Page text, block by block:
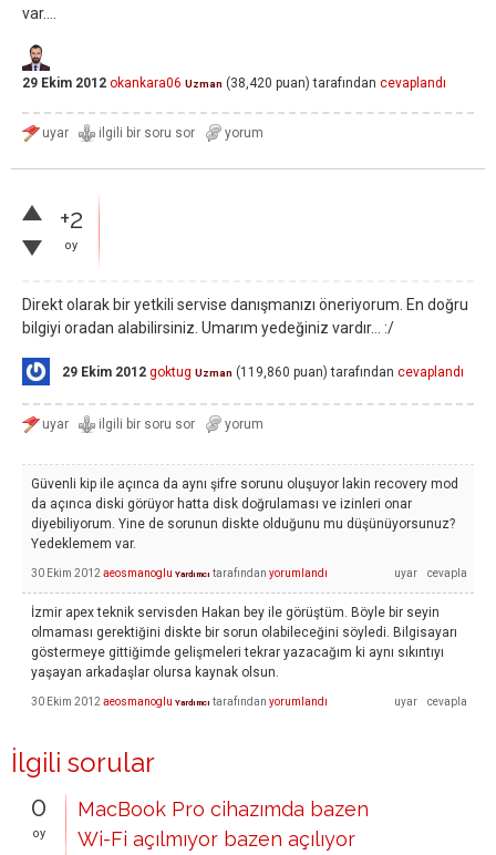
var....
29 Ekim 2012 okankara06 Uzman (38,420 puan) tarafından cevaplandı
+2
oy
Direkt olarak bir yetkili servise danışmanızı öneriyorum. En doğru
bilgiyi oradan alabilirsiniz. Umarım yedeğiniz vardır... :/
29 Ekim 2012 goktug Uzman (119,860 puan) tarafından cevaplandı
Güvenli kip ile açınca da aynı şifre sorunu oluşuyor lakin recovery mod
da açınca diski görüyor hatta disk doğrulaması ve izinleri onar
diyebiliyorum. Yine de sorunun diskte olduğunu mu düşünüyorsunuz?
Yedeklemem var.
30 Ekim 2012 aeosmanoglu Yardımcı tarafından yorumlandı
İzmir apex teknik servisden Hakan bey ile görüştüm. Böyle bir seyin
olmaması gerektiğini diskte bir sorun olabileceğini söyledi. Bilgisayarı
göstermeye gittiğimde gelişmeleri tekrar yazacağım ki aynı sıkıntıyı
yaşayan arkadaşlar olursa kaynak olsun.
30 Ekim 2012 aeosmanoglu Yardımcı tarafından yorumlandı
İlgili sorular
0
oy
MacBook Pro cihazımda bazen
Wi-Fi açılmıyor bazen açılıyor